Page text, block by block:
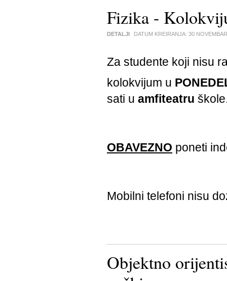
Fizika -
DETALJI DATUM KREIRANJA: 30
Za studente koji nisu
kolokvijum u
sati u amfiteatru
OBAVEZNO poneti
Mobilni telefoni nisu
Objektno